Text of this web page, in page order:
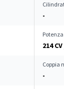
-
Potenza
214
Coppia
-